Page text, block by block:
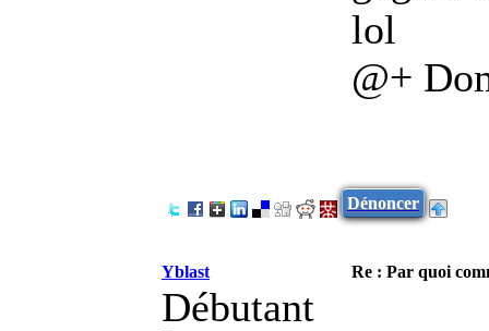
lol
@+
Dénoncer
Yblast Re : Par quoi
Débutant